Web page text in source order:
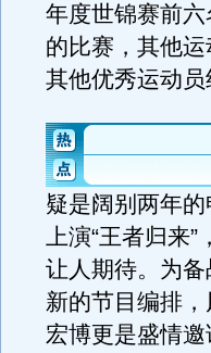
年度世锦赛前
的比赛，其他
其他优秀运动员
疑是阔别两年
上演“王者归来
让人期待。为
新的节目编排
宏博更是盛情